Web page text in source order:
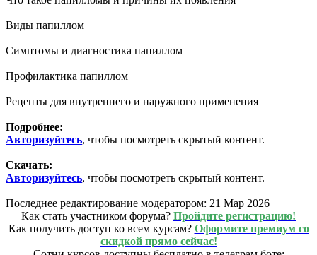
Виды папиллом
Симптомы и диагностика папиллом
Профилактика папиллом
Рецепты для внутреннего и наружного применения
Подробнее:
Авторизуйтесь, чтобы посмотреть скрытый контент.
Скачать:
Авторизуйтесь, чтобы посмотреть скрытый контент.
Последнее редактирование модератором: 21 Мар 2026
Как стать участником форума? Пройдите регистрацию!
Как получить доступ ко всем курсам? Оформите премиум со
скидкой прямо сейчас!